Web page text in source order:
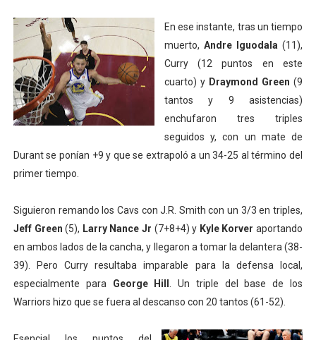
En ese instante, tras un tiempo
muerto, Andre Iguodala (11),
Curry (12 puntos en este
cuarto) y Draymond Green (9
tantos y 9 asistencias)
enchufaron tres triples
seguidos y, con un mate de
Durant se ponían +9 y que se extrapoló a un 34-25 al término del
primer tiempo.
Siguieron remando los Cavs con J.R. Smith con un 3/3 en triples,
Jeff Green (5), Larry Nance Jr (7+8+4) y Kyle Korver aportando
en ambos lados de la cancha, y llegaron a tomar la delantera (38-
39). Pero Curry resultaba imparable para la defensa local,
especialmente para George Hill
. Un triple del base de los
Warriors hizo que se fuera al descanso con 20 tantos (61-52).